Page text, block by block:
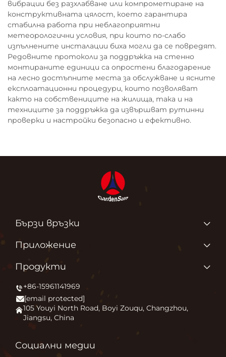
вибрации без разхлабване или компрометиране на
конструктивната цялост, което гарантира
стабилна работа при неблагоприятни
метеорологични условия, при които по-слабо
изпълнените инсталации биха могли да се повредят.
Редовните протоколи за поддръжка на стенно
монтираните единици са опростени благодарение
на лесно достъпните места за обслужване и ясните
експлоатационни процедури, които позволяват
както на собствениците на жилища, така и на
техниците за поддръжка да извършват рутинни
проверки и настройки безопасно и ефективно.
Бързи връзки
Начална страница
Продукти
Новини
Приложение
ЧЗВ
Приложение
Защо обичаме това, което правим?
Продукти
Печка за външни площи
Огнище
Пещ за пица
+86-15961141969
[email protected]
105 Youyi North Road, Boyi Zouqu, Changzhou,
Jiangsu, China
Социални медии